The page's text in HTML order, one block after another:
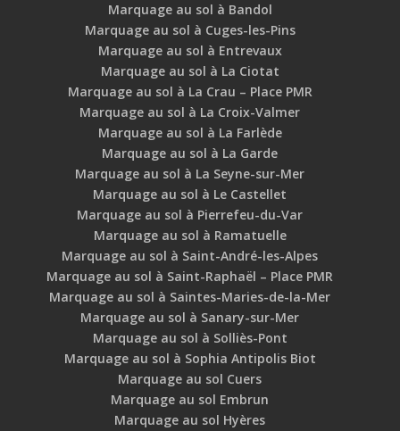
Marquage au sol à Bandol
Marquage au sol à Cuges-les-Pins
Marquage au sol à Entrevaux
Marquage au sol à La Ciotat
Marquage au sol à La Crau – Place PMR
Marquage au sol à La Croix-Valmer
Marquage au sol à La Farlède
Marquage au sol à La Garde
Marquage au sol à La Seyne-sur-Mer
Marquage au sol à Le Castellet
Marquage au sol à Pierrefeu-du-Var
Marquage au sol à Ramatuelle
Marquage au sol à Saint-André-les-Alpes
Marquage au sol à Saint-Raphaël – Place PMR
Marquage au sol à Saintes-Maries-de-la-Mer
Marquage au sol à Sanary-sur-Mer
Marquage au sol à Solliès-Pont
Marquage au sol à Sophia Antipolis Biot
Marquage au sol Cuers
Marquage au sol Embrun
Marquage au sol Hyères